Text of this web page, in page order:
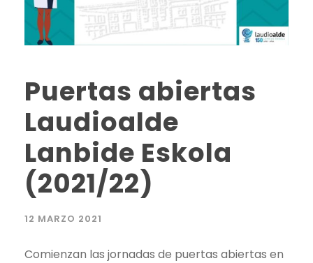
Puertas abiertas
Laudioalde
Lanbide Eskola
(2021/22)
12 MARZO 2021
Comienzan las jornadas de puertas abiertas en